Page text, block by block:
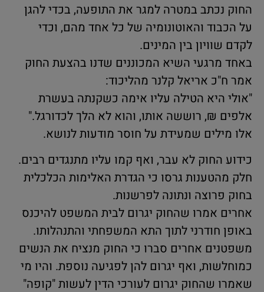
החוק נכתב במטרה למגר את התופעה, בכדי להגן
על הכבוד והאוטונומיה של כל אחד מהם, וכדי
לקדם שוויון בין המינים.
באחד מרגעי השיא המכוננים שדנו בהצעת החוק
אמר ח"כ אריאל קלנר מהליכוד:
"אולי היא הטילה עליו אימה כשקנתה בעשרת
אלפים ₪, רוששה אותו, והוא לא הלך לכדורגל."
אלו מילים שמעידת על חוסר מודעות לנושא.
כידוע החוק לא עבר, ואף קמו עליו מתנגדים רבים.
חלק מהטענות גרסו כי הגדרת האלימות הכלכלית
בחוק פרוצה ונתונה לפרשנות.
אחרים אמרו שהחוק יגרום לבית המשפט להיכנס
באופן חודרני לתוך התא המשפחתי והתנהלותו.
משפטנים אחרים סברו כי החוק מנציח את הנשים
כמוחלשות, ואף יגרום להן לפגיעה נוספת. והיו מי
שאמרו שהחוק יגרום לעורכי הדין לעשות "קופה"